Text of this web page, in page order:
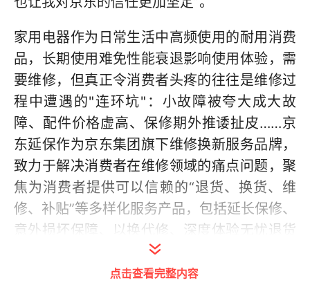
家用电器作为日常生活中高频使用的耐用消费
品，长期使用难免性能衰退影响使用体验，需
要维修，但真正令消费者头疼的往往是维修过
程中遭遇的"连环坑"：小故障被夸大成大故
障、配件价格虚高、保修期外推诿扯皮……京
东延保作为京东集团旗下维修换新服务品牌，
致力于解决消费者在维修领域的痛点问题，聚
焦为消费者提供可以信赖的“退货、换货、维
修、补贴”等多样化服务产品，包括延长保修、
意外损坏保障、以换代修、深度体验无忧退货
等服务场景，从售前、售中、售后全链条提供
点击查看完整内容